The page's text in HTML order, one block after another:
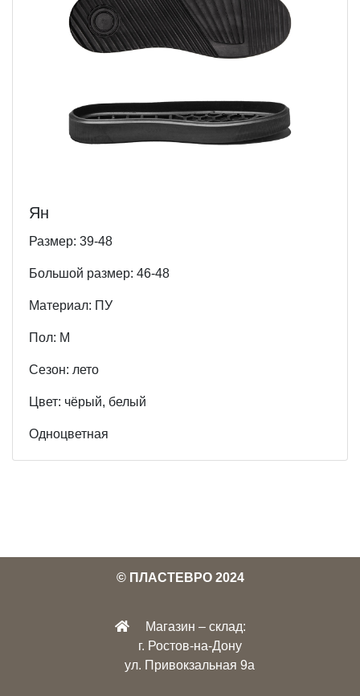
Ян
Размер: 39-48
Большой размер: 46-48
Материал: ПУ
Пол: М
Cезон: лето
Цвет: чёрый, белый
Одноцветная
© ПЛАСТЕВРО 2024
Магазин – склад:
г. Ростов-на-Дону
ул. Привокзальная 9а